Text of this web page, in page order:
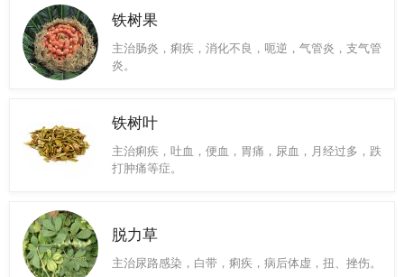
铁树果
主治肠炎，痢疾，消化不良，呃逆，气管炎，支气管
炎。
铁树叶
主治痢疾，吐血，便血，胃痛，尿血，月经过多，跌
打肿痛等症。
脱力草
主治尿路感染，白带，痢疾，病后体虚，扭、挫伤。